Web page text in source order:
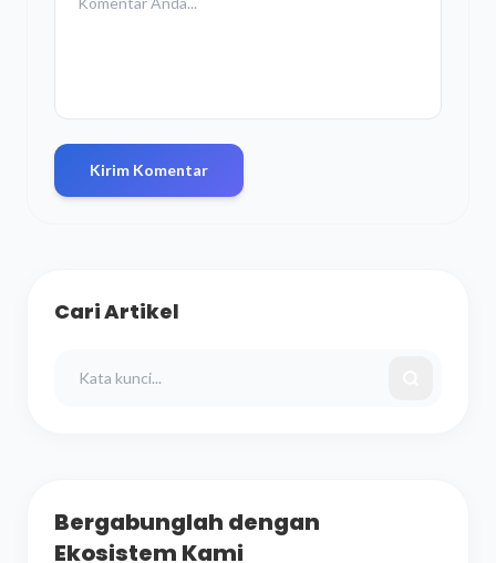
Kirim Komentar
Cari Artikel
Bergabunglah dengan
Ekosistem Kami